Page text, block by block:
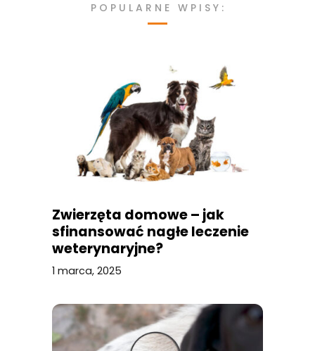
POPULARNE WPISY:
Zwierzęta domowe – jak
sfinansować nagłe leczenie
weterynaryjne?
1 marca, 2025